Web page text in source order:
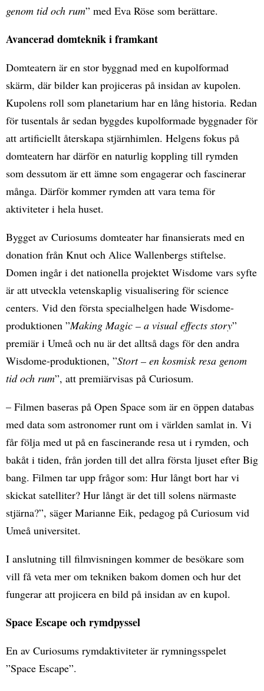
genom tid och rum” med Eva Röse som berättare.
Avancerad domteknik i framkant
Domteatern är en stor byggnad med en kupolformad
skärm, där bilder kan projiceras på insidan av kupolen.
Kupolens roll som planetarium har en lång historia. Redan
för tusentals år sedan byggdes kupolformade byggnader för
att artificiellt återskapa stjärnhimlen. Helgens fokus på
domteatern har därför en naturlig koppling till rymden
som dessutom är ett ämne som engagerar och fascinerar
många. Därför kommer rymden att vara tema för
aktiviteter i hela huset.
Bygget av Curiosums domteater har finansierats med en
donation från Knut och Alice Wallenbergs stiftelse.
Domen ingår i det nationella projektet Wisdome vars syfte
är att utveckla vetenskaplig visualisering för science
centers. Vid den första specialhelgen hade Wisdome-
produktionen ”Making Magic – a visual effects story”
premiär i Umeå och nu är det alltså dags för den andra
Wisdome-produktionen, ”Stort – en kosmisk resa genom
tid och rum”, att premiärvisas på Curiosum.
– Filmen baseras på Open Space som är en öppen databas
med data som astronomer runt om i världen samlat in. Vi
får följa med ut på en fascinerande resa ut i rymden, och
bakåt i tiden, från jorden till det allra första ljuset efter Big
bang. Filmen tar upp frågor som: Hur långt bort har vi
skickat satelliter? Hur långt är det till solens närmaste
stjärna?”, säger Marianne Eik, pedagog på Curiosum vid
Umeå universitet.
I anslutning till filmvisningen kommer de besökare som
vill få veta mer om tekniken bakom domen och hur det
fungerar att projicera en bild på insidan av en kupol.
Space Escape och rymdpyssel
En av Curiosums rymdaktiviteter är rymningsspelet
”Space Escape”.